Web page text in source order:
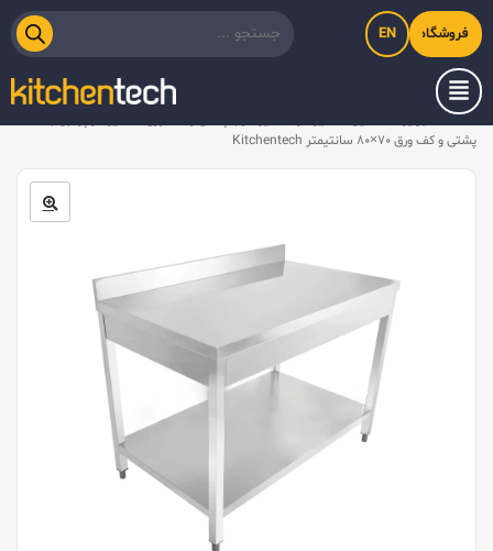
فروشگاه اینترنتی کیت‌لاین
EN
خانه
پشتی و کف ورق ۷۰×۸۰ سانتیمتر Kitchentech